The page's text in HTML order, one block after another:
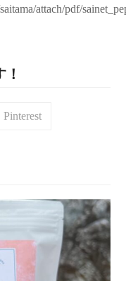
attach/pdf/
Pinterest